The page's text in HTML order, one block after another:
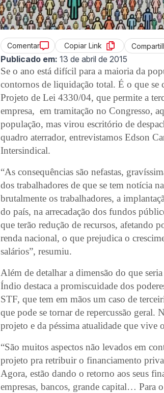
Comentar Copiar Link
Publicado em: 13 de abril de 2015
Se o ano está difícil para a maioria da
contornos de liquidação total. É o que
Projeto de Lei 4330/04, que permite a
empresa, em tramitação no Congresso,
população, mas virou escritório de
quadro aterrador, entrevistamos Edson
Intersindical.
“As consequências são nefastas,
dos trabalhadores de que se tem notícia
brutalmente os trabalhadores, a
do país, na arrecadação dos fundos
que terão redução de recursos, afetando
renda nacional, o que prejudica o
salários”, resumiu.
Além de detalhar a dimensão do que
Índio destaca a promiscuidade dos
STF, que tem em mãos um caso de
que pode se tornar de repercussão geral.
projeto e da péssima atualidade que
“São muitos aspectos não levados em
projeto pra retribuir o financiamento
Agora, estão dando o retorno aos seus
empresas, bancos, grande capital… Para